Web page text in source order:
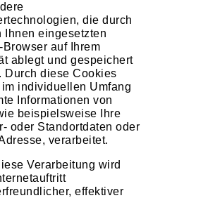
die durch
Ihnen eingesetzten
Browser auf Ihrem
ablegt und gespeichert
Durch diese Cookies
individuellen Umfang
Informationen von
beispielsweise Ihre
oder Standortdaten oder
verarbeitet.
Verarbeitung wird
effektiver